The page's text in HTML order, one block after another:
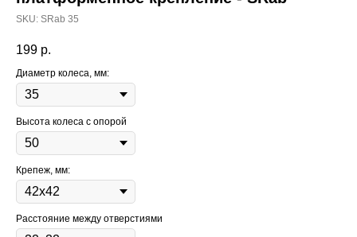
SKU: SRab 35
199 р.
Диаметр колеса, мм:
Высота колеса с опорой
Крепеж, мм:
Расстояние между отверстиями